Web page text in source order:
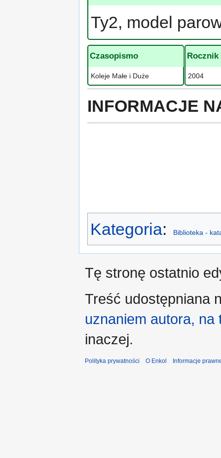
Ty2, model
Czasopismo
Koleje Małe i Duże
Rocznik
2004
INFORMACJE
Kategoria: Biblioteka -
Tę stronę ostatnio
Treść udostępniana
uznaniem autora,
inaczej.
Polityka prywatności O Enkol Informacje